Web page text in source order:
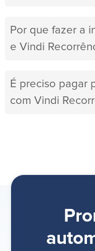
Por que fazer a
e Vindi
É preciso pagar
com Vindi